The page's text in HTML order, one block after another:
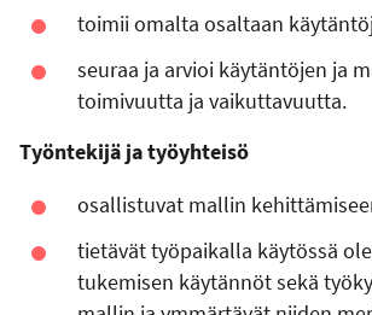
toimii omalta osaltaan
seuraa ja arvioi käytäntöjen ja
toimivuutta ja vaikuttavuutta.
Työntekijä ja työyhteisö
osallistuvat mallin
tietävät työpaikalla käytössä
tukemisen käytännöt sekä